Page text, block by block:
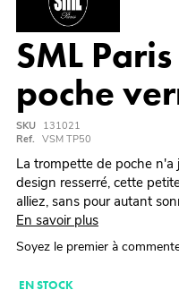
SML
poche
SKU 131021
Ref. VSM TP50
La trompette de poche n'a
design resserré, cette
alliez, sans pour autant
En savoir plus
Soyez le premier à
EN STOCK